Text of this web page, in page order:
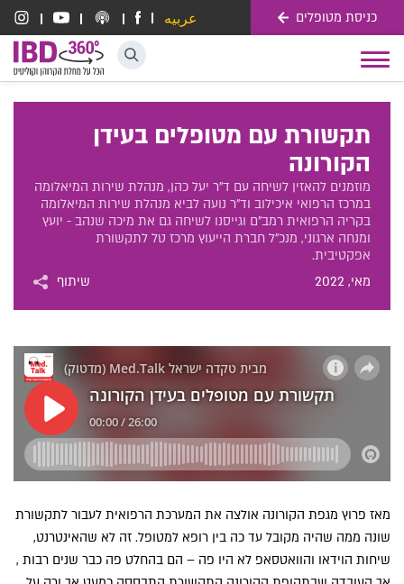
כניסת מטופלים
عربيه
דלג לתוכן
Toggle
navigation
תקשורת עם מטופלים בעידן
הקורונה
מוזמנים להאזין לשיחה עם ד"ר יעל כהן, מנהלת שירות המיאלומה
במרכז הרפואי איכילוב וד"ר נועה לביא מנהלת שירות המיאלומה
בקריה הרפואית רמב"ם וגייסנו לשיחה גם את מיכה שנהב - יועץ
ומנחה ארגוני, מנכ"ל חברת הייעוץ מרכז טל לתקשורת
אפקטיבית.
מאי, 2022 שיתוף
מאז פרוץ מגפת הקורונה אולצה את המערכת הרפואית לעבור לתקשורת
שונה ממה שהיה מקובל עד כה בין רופא למטופל. זה לא שהאינטרנט,
שיחות הוידאו והוואטסאפ לא היו פה – הם בהחלט פה כבר שנים רבות ,